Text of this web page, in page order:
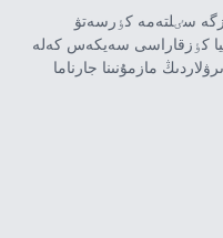
سٸلتەمە كٶرسەتۋ
كٶزقاراسى سەيكەس كەلە
مازمۇنىنا جارناما